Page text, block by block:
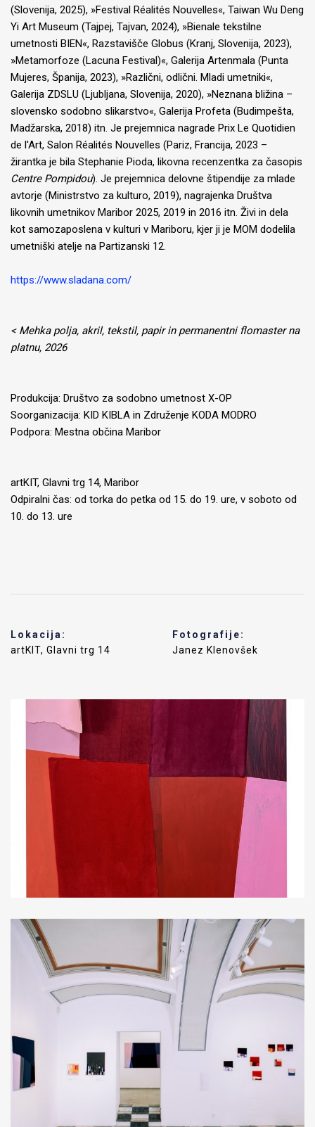
(Slovenija, 2025), »Festival Réalités Nouvelles«, Taiwan Wu Deng
Yi Art Museum (Tajpej, Tajvan, 2024), »Bienale tekstilne
umetnosti BIEN«, Razstavišče Globus (Kranj, Slovenija, 2023),
»Metamorfoze (Lacuna Festival)«, Galerija Artenmala (Punta
Mujeres, Španija, 2023), »Različni, odlični. Mladi umetniki«,
Galerija ZDSLU (Ljubljana, Slovenija, 2020), »Neznana bližina –
slovensko sodobno slikarstvo«, Galerija Profeta (Budimpešta,
Madžarska, 2018) itn. Je prejemnica nagrade Prix Le Quotidien
de l'Art, Salon Réalités Nouvelles (Pariz, Francija, 2023 –
žirantka je bila Stephanie Pioda, likovna recenzentka za časopis
Centre Pompidou). Je prejemnica delovne štipendije za mlade
avtorje (Ministrstvo za kulturo, 2019), nagrajenka Društva
likovnih umetnikov Maribor 2025, 2019 in 2016 itn. Živi in dela
kot samozaposlena v kulturi v Mariboru, kjer ji je MOM dodelila
umetniški atelje na Partizanski 12.
https://www.sladana.com/
< Mehka polja, akril, tekstil, papir in permanentni flomaster na
platnu, 2026
Produkcija: Društvo za sodobno umetnost X-OP
Soorganizacija: KID KIBLA in Združenje KODA MODRO
Podpora: Mestna občina Maribor
artKIT, Glavni trg 14, Maribor
Odpiralni čas: od torka do petka od 15. do 19. ure, v soboto od
10. do 13. ure
Lokacija:
artKIT, Glavni trg 14
Fotografije:
Janez Klenovšek